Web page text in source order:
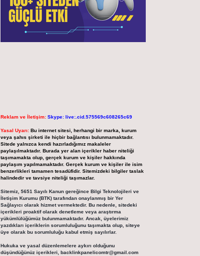
Reklam ve İletişim: Skype: live:.cid.575569c608265c69
Yasal Uyarı: Bu internet sitesi, herhangi bir marka, kurum
veya şahıs şirketi ile hiçbir bağlantısı bulunmamaktadır.
Sitede yalnızca kendi hazırladığımız makaleler
paylaşılmaktadır. Burada yer alan içerikler haber niteliği
taşımamakta olup, gerçek kurum ve kişiler hakkında
paylaşım yapılmamaktadır. Gerçek kurum ve kişiler ile isim
benzerlikleri tamamen tesadüfidir. Sitemizdeki bilgiler taslak
halindedir ve tavsiye niteliği taşımazlar.
Sitemiz, 5651 Sayılı Kanun gereğince Bilgi Teknolojileri ve
İletişim Kurumu (BTK) tarafından onaylanmış bir Yer
Sağlayıcı olarak hizmet vermektedir. Bu nedenle, sitedeki
içerikleri proaktif olarak denetleme veya araştırma
yükümlülüğümüz bulunmamaktadır. Ancak, üyelerimiz
yazdıkları içeriklerin sorumluluğunu taşımakta olup, siteye
üye olarak bu sorumluluğu kabul etmiş sayılırlar.
Hukuka ve yasal düzenlemelere aykırı olduğunu
düşündüğünüz içerikleri, backlinkpanelicomtr@gmail.com